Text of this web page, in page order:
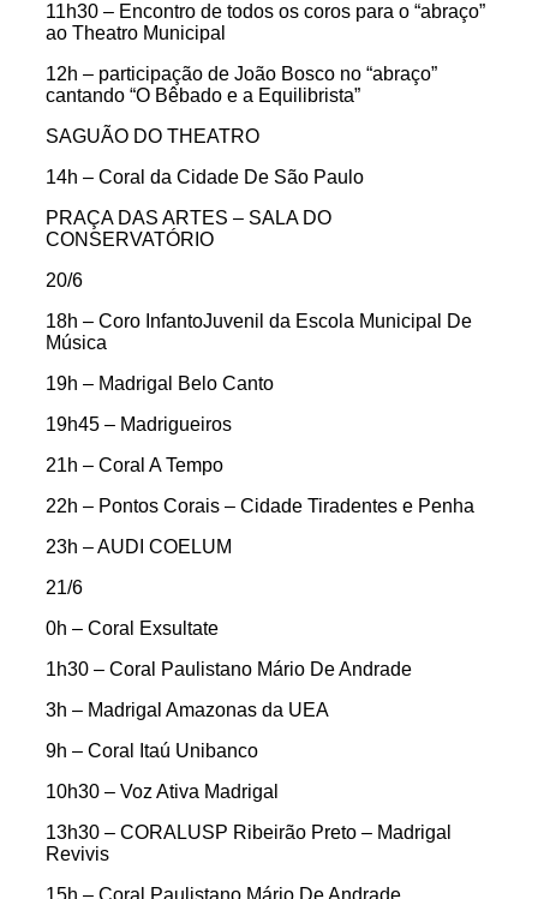
11h30 – Encontro de todos os coros para o “abraço”
ao Theatro Municipal
12h – participação de João Bosco no “abraço”
cantando “O Bêbado e a Equilibrista”
SAGUÃO DO THEATRO
14h – Coral da Cidade De São Paulo
PRAÇA DAS ARTES – SALA DO
CONSERVATÓRIO
20/6
18h – Coro InfantoJuvenil da Escola Municipal De
Música
19h – Madrigal Belo Canto
19h45 – Madrigueiros
21h – Coral A Tempo
22h – Pontos Corais – Cidade Tiradentes e Penha
23h – AUDI COELUM
21/6
0h – Coral Exsultate
1h30 – Coral Paulistano Mário De Andrade
3h – Madrigal Amazonas da UEA
9h – Coral Itaú Unibanco
10h30 – Voz Ativa Madrigal
13h30 – CORALUSP Ribeirão Preto – Madrigal
Revivis
15h – Coral Paulistano Mário De Andrade